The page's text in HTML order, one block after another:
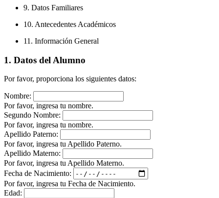
9. Datos Familiares
10. Antecedentes Académicos
11. Información General
1. Datos del Alumno
Por favor, proporciona los siguientes datos:
Nombre:
Por favor, ingresa tu nombre.
Segundo Nombre:
Por favor, ingresa tu nombre.
Apellido Paterno:
Por favor, ingresa tu Apellido Paterno.
Apellido Materno:
Por favor, ingresa tu Apellido Materno.
Fecha de Nacimiento:
Por favor, ingresa tu Fecha de Nacimiento.
Edad: